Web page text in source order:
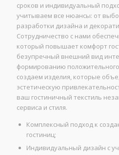
сроков и индивидуальный
учитываем все нюансы: от
разработки дизайна и
Сотрудничество с нами
который повышает комфорт
безупречный внешний вид
формированию
создаем изделия, которые
эстетическую
ваш гостиничный текстиль
сервиса и стиля.
Комплексный подход к
гостиниц;
Индивидуальный дизайн с